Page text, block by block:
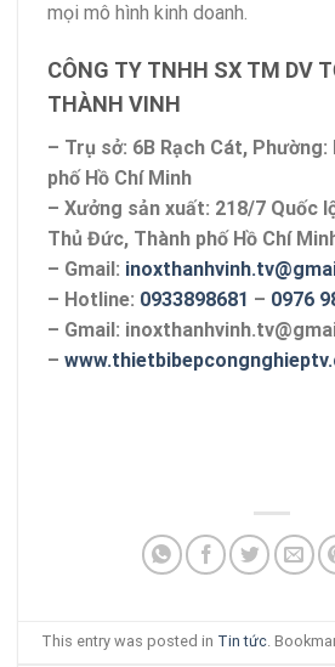
mọi mô hình kinh doanh.
CÔNG TY TNHH SX TM DV
THÀNH VINH
– Trụ sở: 6B Rạch Cát,
phố Hồ Chí Minh
– Xưởng sản xuất: 218/7 Quốc
Thủ Đức, Thành phố Hồ Chí
– Gmail:
– Hotline: 0933898681 – 0976
– Gmail:
–
This entry was posted in Tin tức.